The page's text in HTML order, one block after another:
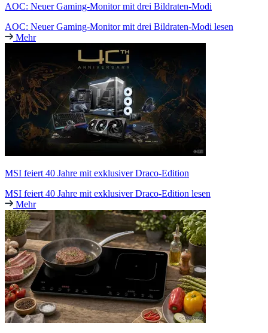
AOC: Neuer Gaming-Monitor mit drei Bildraten-Modi
AOC: Neuer Gaming-Monitor mit drei Bildraten-Modi lesen
Mehr
MSI feiert 40 Jahre mit exklusiver Draco-Edition
MSI feiert 40 Jahre mit exklusiver Draco-Edition lesen
Mehr